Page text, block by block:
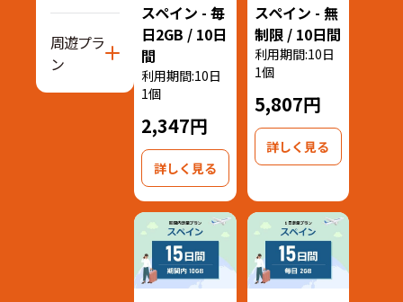
周遊プラ
ン
スペイン - 毎
日2GB / 10日
間
利用期間:10日
1個
2,347円
詳しく見る
スペイン - 無
制限 / 10日間
利用期間:10日
1個
5,807円
詳しく見る